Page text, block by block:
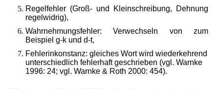
Regelfehler (Groß- und Kleinschreibung, Dehnung
regelwidrig),
Wahrnehmungsfehler: Verwechseln von zum
Beispiel g-k und d-t,
Fehlerinkonstanz: gleiches Wort wird wiederkehrend
unterschiedlich fehlerhaft geschrieben (vgl. Warnke
1996: 24; vgl. Warnke & Roth 2000: 454).